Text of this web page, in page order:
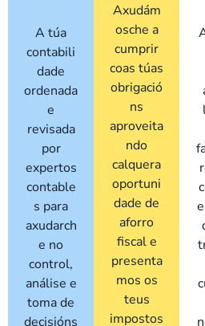
A túa
contabili
dade
ordenada
e
revisada
por
expertos
contable
s para
axudarch
e no
control,
análise e
toma de
decisións
Axudám
osche a
cumprir
coas túas
obrigació
ns
aproveita
ndo
calquera
oportuni
dade de
aforro
fiscal e
presenta
mos os
teus
impostos